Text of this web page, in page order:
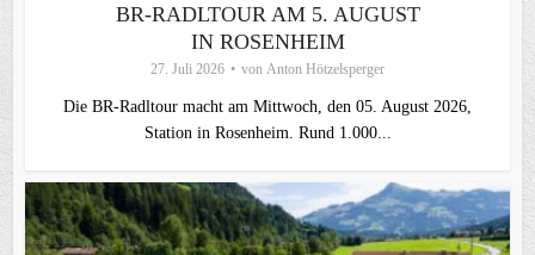
BR-RADLTOUR AM 5. AUGUST
IN ROSENHEIM
27. Juli 2026 von Anton Hötzelsperger
Die BR-Radltour macht am Mittwoch, den 05. August 2026,
Station in Rosenheim. Rund 1.000...